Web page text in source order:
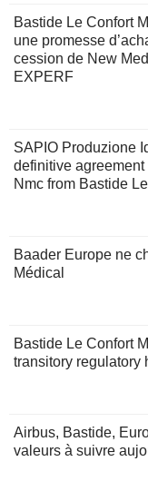
Bastide Le Confort
une promesse
cession de New
EXPERF
SAPIO Produzione
definitive
Nmc from Bastide
Baader Europe ne
Médical
Bastide Le Confort
transitory regulatory
Airbus, Bastide,
valeurs à suivre